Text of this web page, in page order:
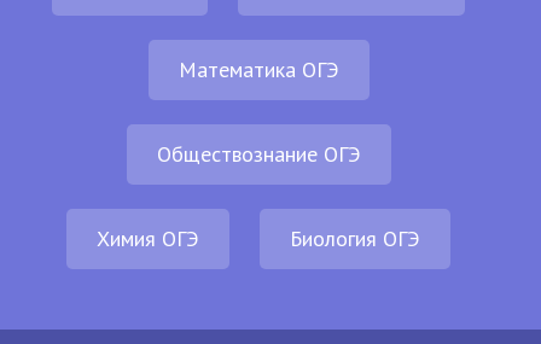
Математика ОГЭ
Обществознание ОГЭ
Химия ОГЭ Биология ОГЭ